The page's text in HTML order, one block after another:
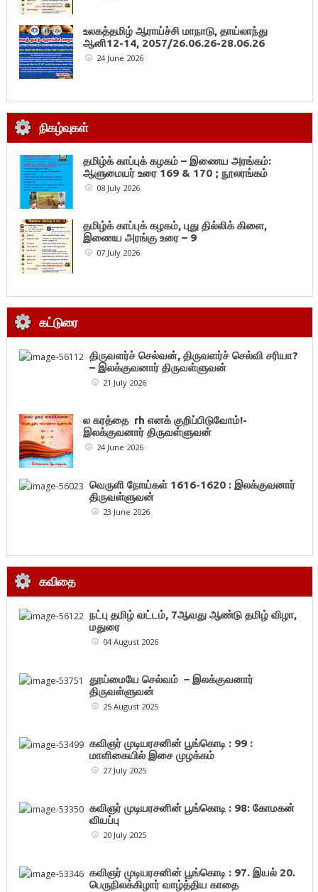
உலகத்தமிழ் ஆராய்ச்சி மாநாடு, தாய்லாந்து
ஆனி12-14, 2057/26.06.26-28.06.26
24 June 2026
நிகழ்வுகள்
தமிழ்க் காப்புக் கழகம் – இணைய அரங்கம்:
ஆளுமையர் உரை 169 & 170 ; நூலரங்கம்
08 July 2026
தமிழ்க் காப்புக் கழகம், புது தில்லிக் கிளை,
இணைய அரங்கு உரை – 9
07 July 2026
கட்டுரை
திருவளர்ச் செல்வன், திருவளர்ச் செல்வி சரியா?
– இலக்குவனார் திருவள்ளுவன்
21 July 2026
ல கரத்தை rh எனக் குறிப்பிடுவோம்!-
இலக்குவனார் திருவள்ளுவன்
24 June 2026
வெருளி நோய்கள் 1616-1620 : இலக்குவனார்
திருவள்ளுவன்
23 June 2026
கவிதை
நட்பு தமிழ் வட்டம், 7ஆவது ஆண்டு தமிழ் விழா,
மதுரை
04 August 2026
தூய்மையே செல்வம் – இலக்குவனார்
திருவள்ளுவன்
25 August 2025
கவிஞர் முடியரசனின் பூங்கொடி : 99 :
மாளிகையில் இசை முழக்கம்
27 July 2025
கவிஞர் முடியரசனின் பூங்கொடி : 98: கோமகன்
வியப்பு
20 July 2025
கவிஞர் முடியரசனின் பூங்கொடி : 97. இயல் 20.
பெருநிலக்கிழார் வாழ்த்திய காதை